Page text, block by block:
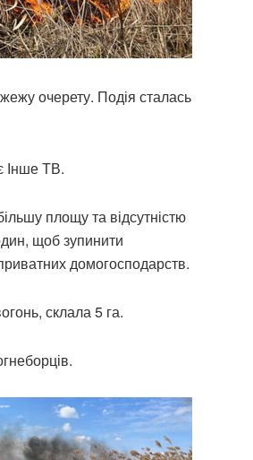
очерету. Подія сталась
Інше ТВ.
площу та відсутністю
щоб зупинити
домогосподарств.
склала 5 га.